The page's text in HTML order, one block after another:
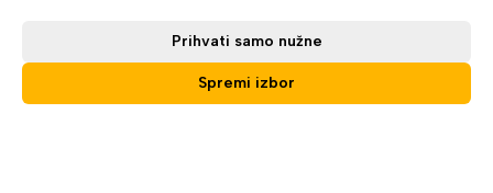
Prihvati samo nužne
Spremi izbor
Copyright © 2021 Express Courier. Designed by Muris
Šehić.